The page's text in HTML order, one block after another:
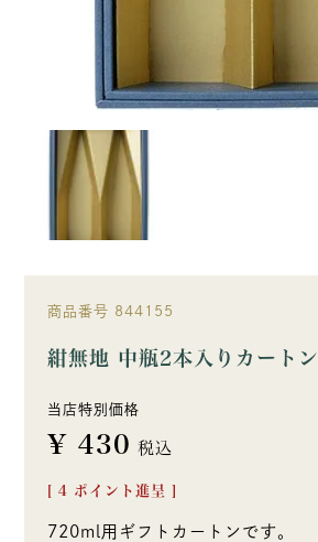
商品番号 844155
紺無地 中瓶2本入りカートン
当店特別価格
¥ 430 税込
4 ポイント進呈 ]
720ml用ギフトカートンです。